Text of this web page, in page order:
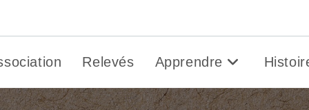
Relevés Apprendre